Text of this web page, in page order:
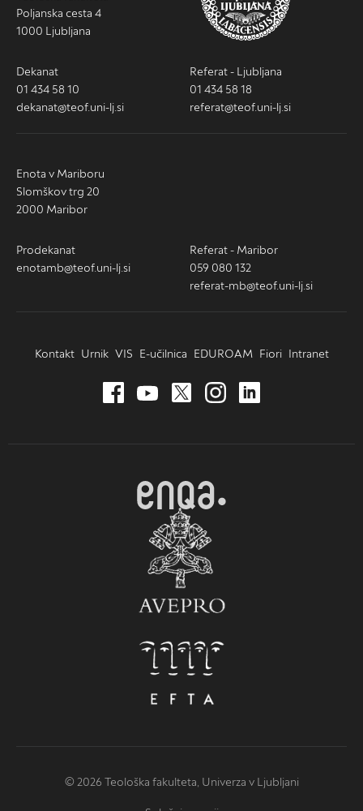
Poljanska cesta 4
1000 Ljubljana
Dekanat
01 434 58 10
dekanat@teof.uni-lj.si
Referat - Ljubljana
01 434 58 18
referat@teof.uni-lj.si
Enota v Mariboru
Slomškov trg 20
2000 Maribor
Prodekanat
enotamb@teof.uni-lj.si
Referat - Maribor
059 080 132
referat-mb@teof.uni-lj.si
Kontakt Urnik VIS E-učilnica EDUROAM Fiori Intranet
© 2026 Teološka fakulteta, Univerza v Ljubljani